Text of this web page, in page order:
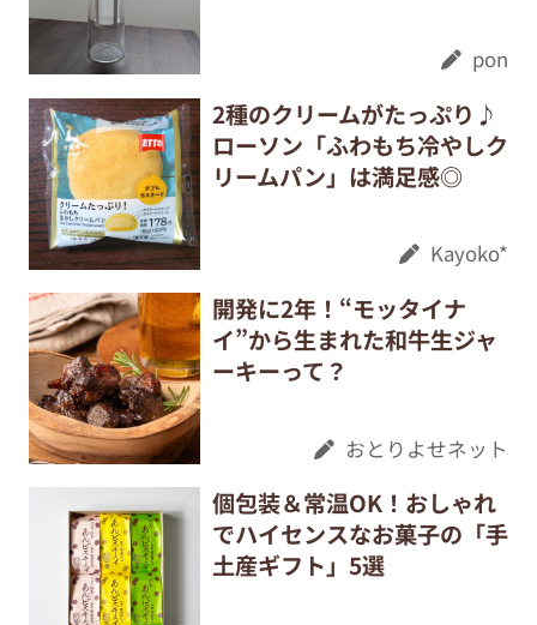
pon
2種のクリームがたっぷり♪
ローソン「ふわもち冷やしク
リームパン」は満足感◎
Kayoko*
開発に2年！“モッタイナ
イ”から生まれた和牛生ジャ
ーキーって？
おとりよせネット
個包装＆常温OK！おしゃれ
でハイセンスなお菓子の「手
土産ギフト」5選